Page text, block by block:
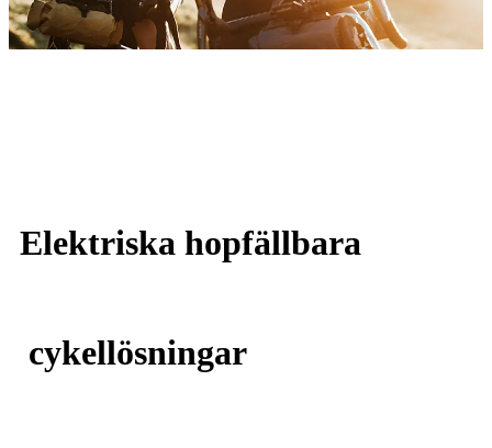
Elektriska hopfällbara
cykellösningar